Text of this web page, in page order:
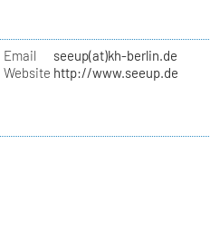
Email
seeup(at)kh-berlin.de
Website http://www.seeup.de